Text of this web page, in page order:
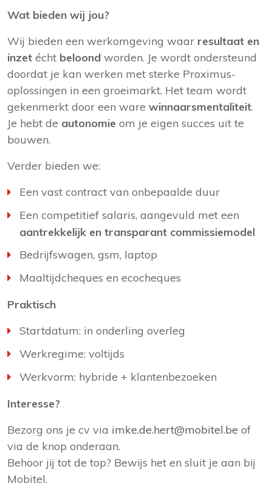
Wat bieden wij jou?
Wij bieden een werkomgeving waar resultaat en
inzet écht beloond worden. Je wordt ondersteund
doordat je kan werken met sterke Proximus-
oplossingen in een groeimarkt. Het team wordt
gekenmerkt door een ware winnaarsmentaliteit.
Je hebt de autonomie om je eigen succes uit te
bouwen.
Verder bieden we:
Een vast contract van onbepaalde duur
Een competitief salaris, aangevuld met een
aantrekkelijk en transparant commissiemodel
Bedrijfswagen, gsm, laptop
Maaltijdcheques en ecocheques
Praktisch
Startdatum: in onderling overleg
Werkregime: voltijds
Werkvorm: hybride + klantenbezoeken
Interesse?
Bezorg ons je cv via imke.de.hert@mobitel.be of
via de knop onderaan.
Behoor jij tot de top? Bewijs het en sluit je aan bij
Mobitel.